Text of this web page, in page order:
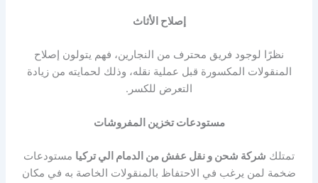
إصلاح الأثاث
نظرًا لوجود فريق محترف من النجارين، فهم يتولون إصلاح
المنقولات المكسورة قبل عملية نقله، وذلك لحمايته من زيادة
التعرض للكسر.
مستودعات تخزين المفروشات
تمتلك شركة شحن و نقل عفش من الدمام الي تركيا مستودعات
ضخمة لمن يرغب في الاحتفاظ بالمنقولات الخاصة به في مكان